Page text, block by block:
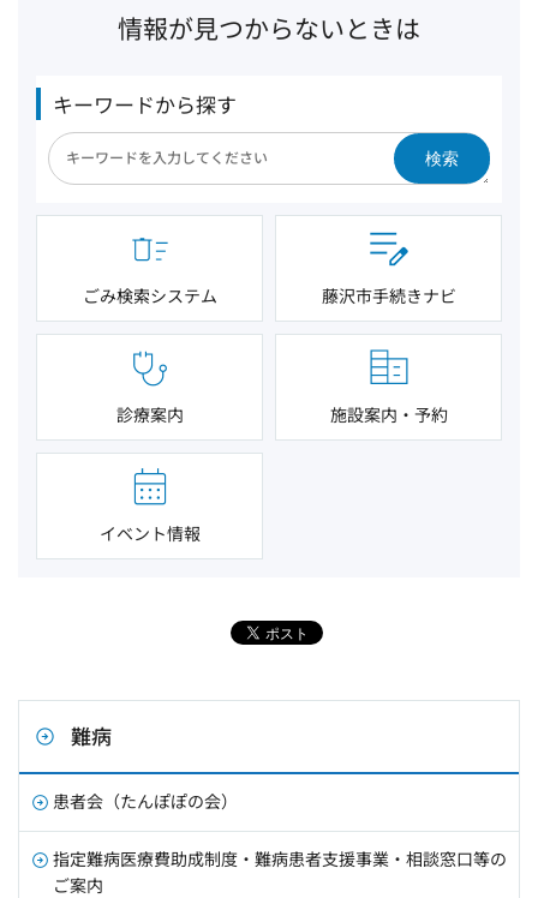
情報が見つからないときは
キーワードから探す
検索
ごみ検索システム 藤沢市手続きナビ
診療案内 施設案内・予約
イベント情報
難病
患者会（たんぽぽの会）
指定難病医療費助成制度・難病患者支援事業・相談窓口等の
ご案内